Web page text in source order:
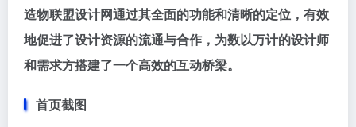
造物联盟设计网通过其全面的功能和清晰的定位，有效
地促进了设计资源的流通与合作，为数以万计的设计师
和需求方搭建了一个高效的互动桥梁。
首页截图